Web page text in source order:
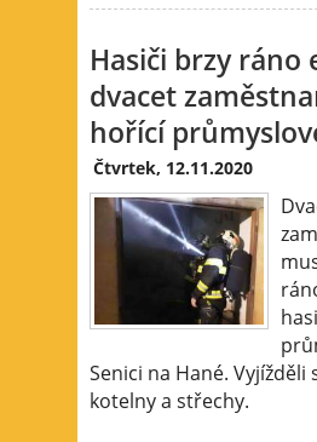
Hasiči brzy ráno
dvacet
hořící
Čtvrtek, 12.11.2020
Senici na Hané. Vyjížděli
kotelny a střechy.